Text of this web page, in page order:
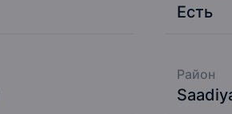
Есть
Район